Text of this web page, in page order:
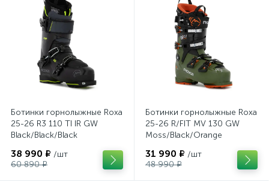
Ботинки горнолыжные Roxa
25-26 R3 110 TI IR GW
Black/Black/Black
38 990 ₽ /шт
60 890 ₽
Ботинки горнолыжные Roxa
25-26 R/FIT MV 130 GW
Moss/Black/Orange
31 990 ₽ /шт
48 990 ₽